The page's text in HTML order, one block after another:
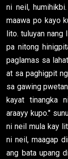
ni neil,
maawa po kayo
lito. tuluyan
pa nitong
paglamas sa
at sa paghigpit
sa gawing
kayat tinangka
araayy kupo."
ni neil mula kay
ni neil, maagap
ang bata upang